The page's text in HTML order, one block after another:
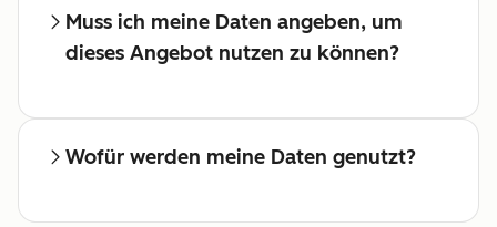
Muss ich meine Daten angeben, um
dieses Angebot nutzen zu können?
Wofür werden meine Daten genutzt?